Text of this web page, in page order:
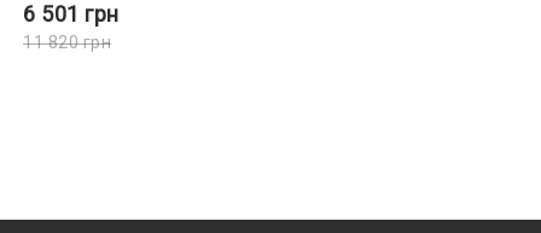
6 501 грн
11 820грн